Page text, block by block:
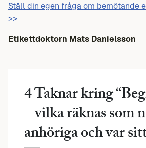
Ställ din egen fråga om bemötande
>>
Etikettdoktorn Mats Danielsson
4 Taknar kring “
– vilka räknas som
anhöriga och var